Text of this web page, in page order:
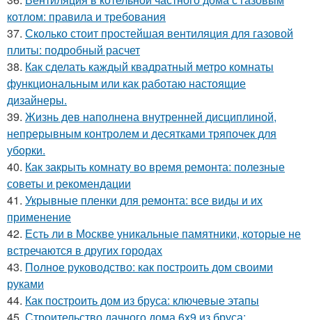
котлом: правила и требования
37. Сколько стоит простейшая вентиляция для газовой
плиты: подробный расчет
38. Как сделать каждый квадратный метро комнаты
функциональным или как работаю настоящие
дизайнеры.
39. Жизнь дев наполнена внутренней дисциплиной,
непрерывным контролем и десятками тряпочек для
уборки.
40. Как закрыть комнату во время ремонта: полезные
советы и рекомендации
41. Укрывные пленки для ремонта: все виды и их
применение
42. Есть ли в Москве уникальные памятники, которые не
встречаются в других городах
43. Полное руководство: как построить дом своими
руками
44. Как построить дом из бруса: ключевые этапы
45. Строительство дачного дома 6х9 из бруса: